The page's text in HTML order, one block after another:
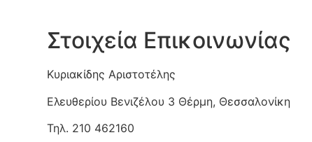
Στοιχεία Επικοινωνίας
Κυριακίδης Αριστοτέλης
Ελευθερίου Βενιζέλου 3 Θέρμη, Θεσσαλονίκη
Τηλ. 210 462160